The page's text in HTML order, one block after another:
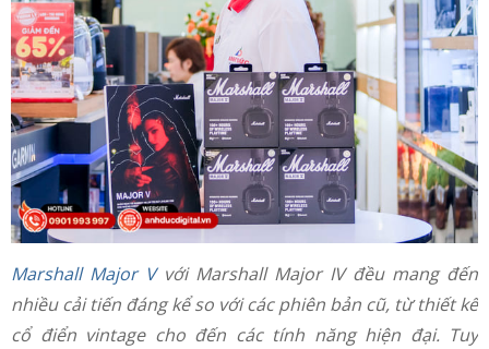
Marshall Major Vvới Marshall Major IV đều mang đến
nhiều cải tiến đáng kể so với các phiên bản cũ, từ thiết kế
cổ điển vintage cho đến các tính năng hiện đại. Tuy